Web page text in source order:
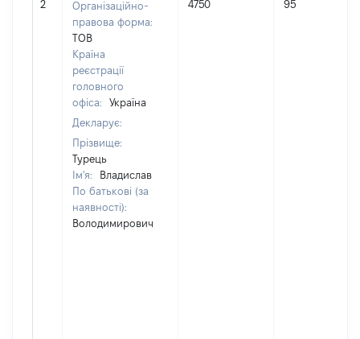
2
Організаційно-
правова форма:
ТОВ
Країна
реєстрації
головного
офіса:
Україна
Декларує:
Прізвище:
Турець
Ім'я:
Владислав
По батькові (за
наявності):
Володимирович
4750 95